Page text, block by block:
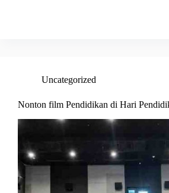
Uncategorized
Nonton film Pendidikan di Hari